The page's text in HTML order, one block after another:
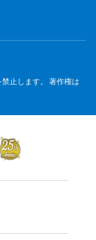
止します。 著作権は